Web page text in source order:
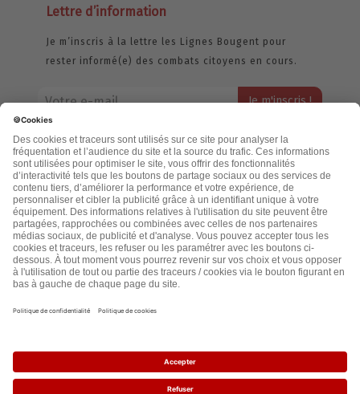
Lettre d’information
Je m’inscris à la lettre les Lignes Bougent pour
rester informé(e) des combats citoyens en cours.
jamais échangée. Pour consulter notre politique de confidentialité,
cliquez ici.
Accueil
Politique de confidentialité
Cookies